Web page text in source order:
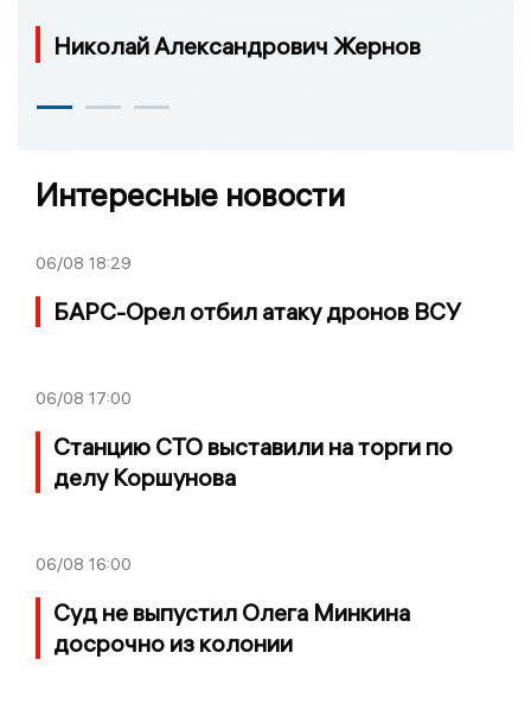
Николай Александрович Жернов
Интересные новости
06/08 18:29
БАРС-Орел отбил атаку дронов ВСУ
06/08 17:00
Станцию СТО выставили на торги по
делу Коршунова
06/08 16:00
Суд не выпустил Олега Минкина
досрочно из колонии